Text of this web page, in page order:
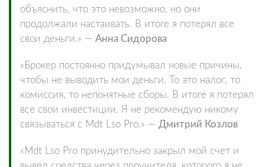
объяснить, что это невозможно, но они
продолжали настаивать. В итоге я потерял все
свои деньги.» — Анна Сидорова
«Брокер постоянно придумывал новые причины,
чтобы не выводить мои деньги. То это налог, то
комиссия, то непонятные сборы. В итоге я потерял
все свои инвестиции. Я не рекомендую никому
связываться с Mdt Lso Pro.» — Дмитрий Козлов
«Mdt Lso Pro принудительно закрыл мой счет и